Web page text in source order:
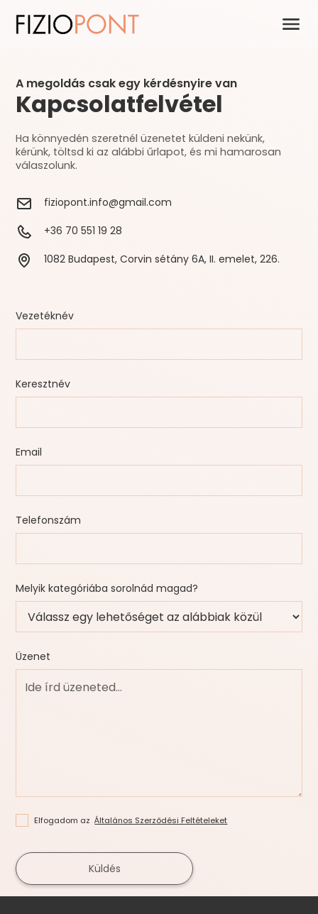
A megoldás csak egy kérdésnyire van
Kapcsolatfelvétel
Ha könnyedén szeretnél üzenetet küldeni nekünk,
kérünk, töltsd ki az alábbi űrlapot, és mi hamarosan
válaszolunk.
fiziopont.info@gmail.com
+36 70 551 19 28
1082 Budapest, Corvin sétány 6A, II. emelet, 226.
Vezetéknév
Keresztnév
Email
Telefonszám
Melyik kategóriába sorolnád magad?
Üzenet
Elfogadom azÁltalános Szerződési Feltételeket